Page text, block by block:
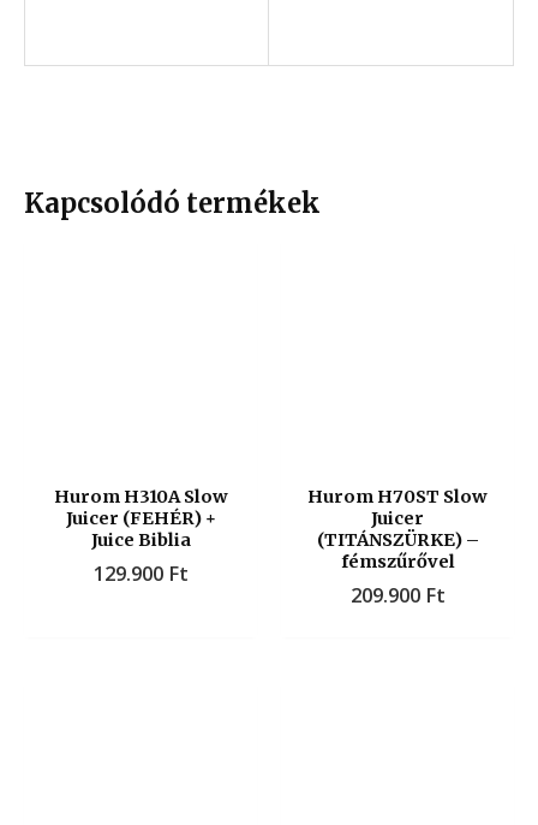
Kapcsolódó termékek
Hurom H310A Slow
Juicer (FEHÉR) +
Juice Biblia
129.900 Ft
Hurom H70ST Slow
Juicer
(TITÁNSZÜRKE) –
fémszűrővel
209.900 Ft